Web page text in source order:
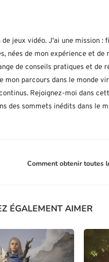
jeux vidéo. J'ai une mission :
nées de mon expérience et de
de conseils pratiques et de
mon parcours dans le monde
Rejoignez-moi dans
des sommets inédits dans le
Comment obtenir toutes
ÉGALEMENT AIMER